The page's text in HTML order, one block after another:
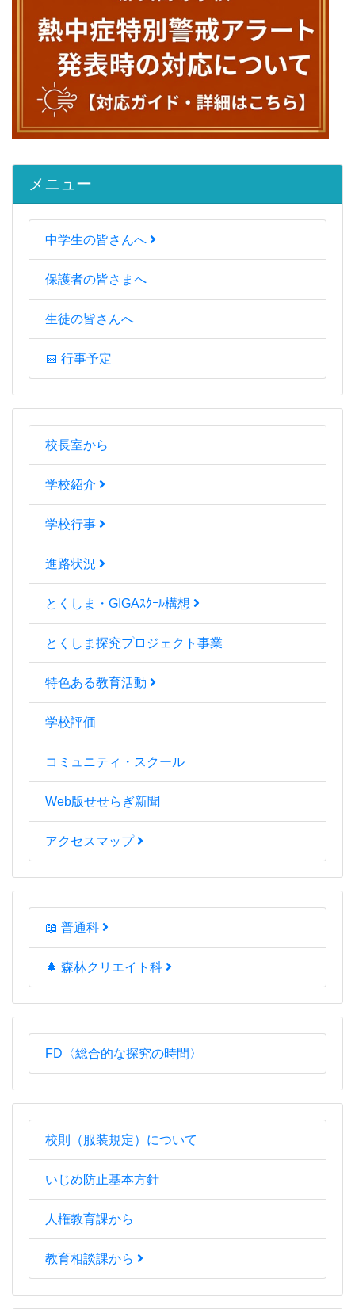
メニュー
中学生の皆さんへ
保護者の皆さまへ
生徒の皆さんへ
📅 行事予定
校長室から
学校紹介
学校行事
進路状況
とくしま・GIGAｽｸｰﾙ構想
とくしま探究プロジェクト事業
特色ある教育活動
学校評価
コミュニティ・スクール
Web版せせらぎ新聞
アクセスマップ
📖 普通科
🌲 森林クリエイト科
FD〈総合的な探究の時間〉
校則（服装規定）について
いじめ防止基本方針
人権教育課から
教育相談課から